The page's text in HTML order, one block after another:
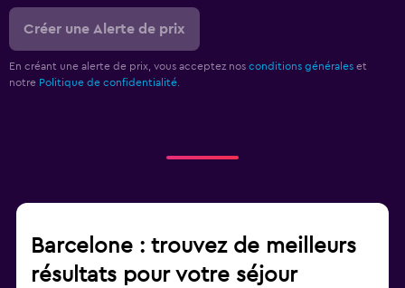
Créer une Alerte de prix
En créant une alerte de prix, vous acceptez nos conditions générales et
notre Politique de confidentialité.
Barcelone : trouvez de meilleurs
résultats pour votre séjour